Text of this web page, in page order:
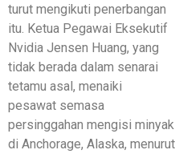
turut mengikuti penerbangan
itu. Ketua Pegawai Eksekutif
Nvidia Jensen Huang, yang
tidak berada dalam senarai
tetamu asal, menaiki
pesawat semasa
persinggahan mengisi minyak
di Anchorage, Alaska, menurut